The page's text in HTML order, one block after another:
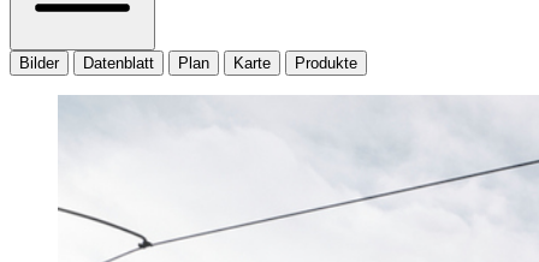
Bilder Datenblatt Plan Karte Produkte